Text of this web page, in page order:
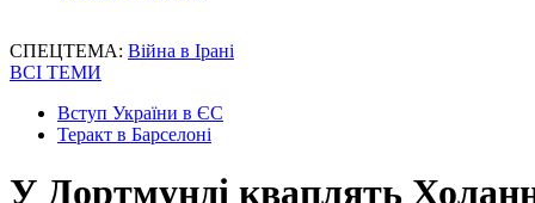
СПЕЦТЕМА: Війна в Ірані
ВСІ ТЕМИ
Вступ України в ЄС
Теракт в Барселоні
У Дортмунді кваплять